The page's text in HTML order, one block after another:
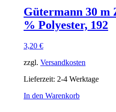
Gütermann 30 m
% Polyester, 192
3,20 €
zzgl. Versandkosten
Lieferzeit: 2-4 Werktage
In den Warenkorb